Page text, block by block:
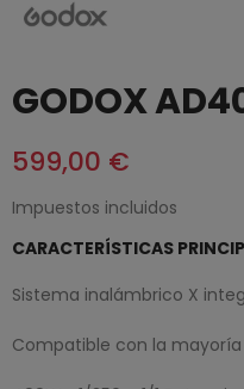
GODOX
599,00 €
Impuestos incluidos
CARACTERÍSTICAS
Sistema inalámbrico X
Compatible con la mayoría